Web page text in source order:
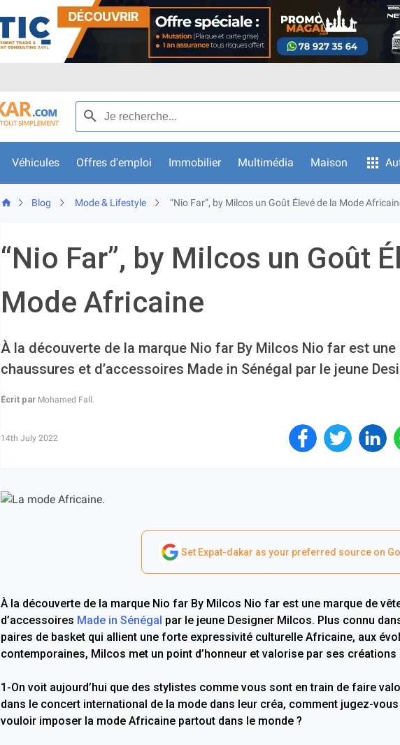
Recherche par texte
Véhicules Offres d'emploi Immobilier Multimédia Maison
Blog Mode & Lifestyle “Nio Far”, by Milcos un Goût Élevé de la Mode
“Nio Far”, by Milcos un Goût
Mode Africaine
À la découverte de la marque Nio far By Milcos Nio far est
chaussures et d’accessoires Made in Sénégal par le jeune
Écrit parMohamed Fall.
14th July 2022
Set Expat-dakar as your preferred source on
À la découverte de la marque Nio far By Milcos Nio far est une marque de
d’accessoires Made in Sénégal par le jeune Designer Milcos. Plus connu
paires de basket qui allient une forte expressivité culturelle Africaine, aux
contemporaines, Milcos met un point d’honneur et valorise par ses
1-On voit aujourd’hui que des stylistes comme vous sont en train de faire
dans le concert international de la mode dans leur créa, comment jugez-
vouloir imposer la mode Africaine partout dans le monde ?